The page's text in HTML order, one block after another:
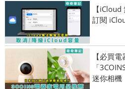
【
訂閱
【必買
「
迷你相機